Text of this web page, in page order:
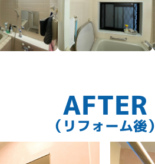
AFTER
（リフォーム後）